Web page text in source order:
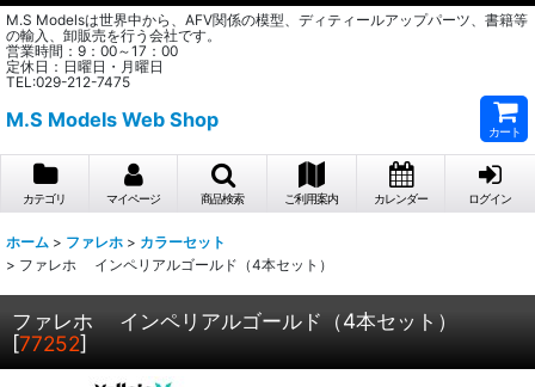
M.S Modelsは世界中から、AFV関係の模型、ディティールアップパーツ、書籍等
の輸入、卸販売を行う会社です。
営業時間：9：00～17：00
定休日：日曜日・月曜日
TEL:029-212-7475
M.S Models Web Shop
カート
カテゴリ マイページ 商品検索 ご利用案内 カレンダー ログイン
ホーム > ファレホ > カラーセット
> ファレホ インペリアルゴールド（4本セット）
ファレホ インペリアルゴールド（4本セット）
[77252]